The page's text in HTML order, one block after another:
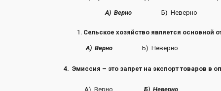
А) ВерноБ) Неверно
Сельское хозяйство является основной
А) Верно Б) Неверно
4. Эмиссия – это запрет на экспорт товаров в
А) Верно Б) Неверно